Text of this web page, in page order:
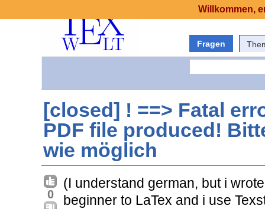
Fragen
[closed] ! ==> Fatal
PDF file produced!
wie möglich
0
(I understand german, but i
beginner to LaTex and i use
Willkommen,